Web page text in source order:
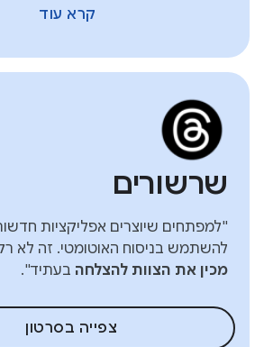
קרא עוד
שרשורים
"למפתחים שיוצרים אפליקציות
להשתמש בניסוח האוטומטי. זה לא
מכין את הצוות להצלחה בעתיד".
צפייה בסרטון